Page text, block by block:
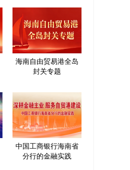
海南自由贸易港全岛
封关专题
中国工商银行海南省
分行的金融实践